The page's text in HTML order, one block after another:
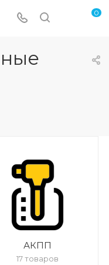
0
АКПП
17 товаров